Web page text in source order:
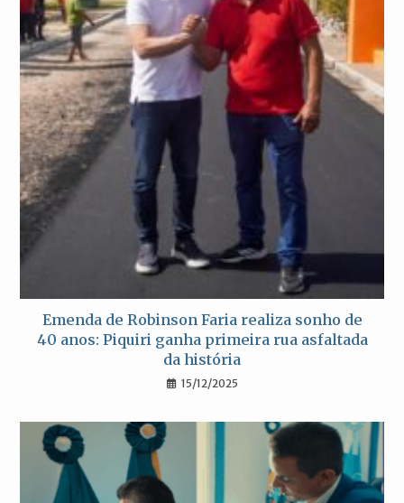
Emenda de Robinson Faria realiza sonho de
40 anos: Piquiri ganha primeira rua asfaltada
da história
15/12/2025